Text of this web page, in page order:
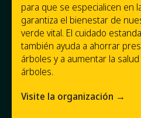
para que se especialicen en
garantiza el bienestar de
verde vital. El cuidado
también ayuda a ahorrar
árboles y a aumentar la
árboles.
Visite la organización →